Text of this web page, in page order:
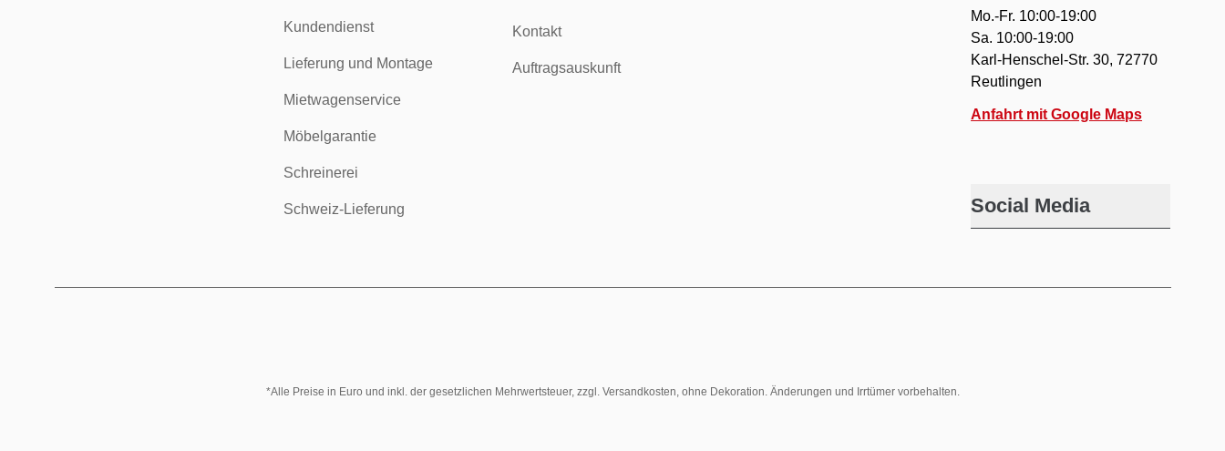
Kundendienst
Lieferung und Montage
Mietwagenservice
Möbelgarantie
Schreinerei
Schweiz-Lieferung
Kontakt
Auftragsauskunft
Mo.-Fr. 10:00-19:00
Sa. 10:00-19:00
Karl-Henschel-Str. 30, 72770
Reutlingen
Anfahrt mit Google Maps
Social Media
*Alle Preise in Euro und inkl. der gesetzlichen Mehrwertsteuer, zzgl. Versandkosten, ohne Dekoration. Änderungen und Irrtümer vorbehalten.